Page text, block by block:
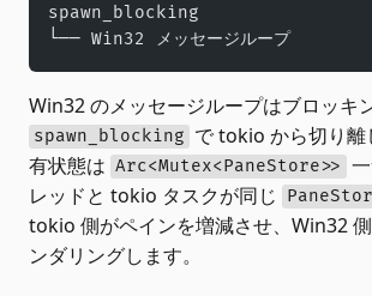
spawn_blocking
└── Win32 メッセージループ
Win32 のメッセージループはブロッキ
spawn_blocking で tokio から切り離
有状態は Arc<Mutex<PaneStore>>
レッドと tokio タスクが同じ
tokio 側がペインを増減させ、Win32
ンダリングします。